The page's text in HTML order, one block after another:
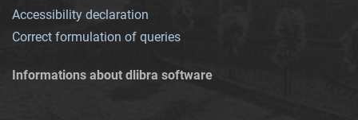
Accessibility declaration
Correct formulation of queries
Informations about dlibra software